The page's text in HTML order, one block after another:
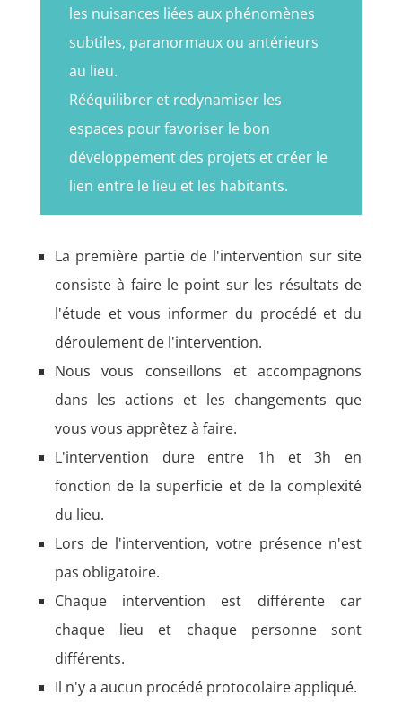
les nuisances liées aux phénomènes
subtiles, paranormaux ou antérieurs
au lieu.
Rééquilibrer et redynamiser les
espaces pour favoriser le bon
développement des projets et créer le
lien entre le lieu et les habitants.
La première partie de l'intervention sur site
consiste à faire le point sur les résultats de
l'étude et vous informer du procédé et du
déroulement de l'intervention.
Nous vous conseillons et accompagnons
dans les actions et les changements que
vous vous apprêtez à faire.
L'intervention dure entre 1h et 3h en
fonction de la superficie et de la complexité
du lieu.
Lors de l'intervention, votre présence n'est
pas obligatoire.
Chaque intervention est différente car
chaque lieu et chaque personne sont
différents.
Il n'y a aucun procédé protocolaire appliqué.